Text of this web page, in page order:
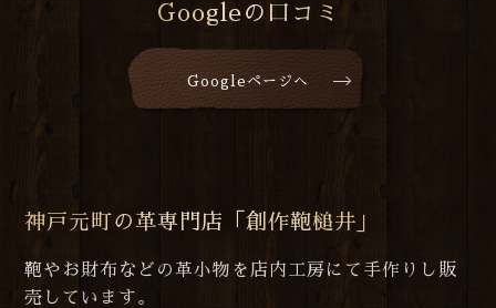
Googleの口コミ
Googleページへ
神戸元町の革専門店「創作鞄槌井」
鞄やお財布などの革小物を店内工房にて手作りし販
売しています。